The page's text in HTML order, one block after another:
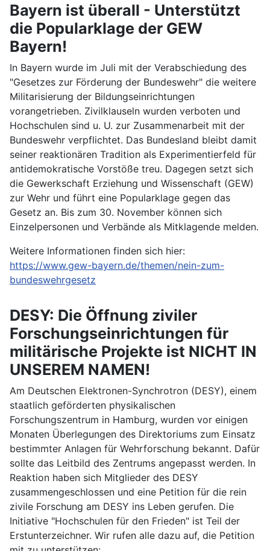
Bayern ist überall - Unterstützt
die Popularklage der GEW
Bayern!
In Bayern wurde im Juli mit der Verabschiedung des
"Gesetzes zur Förderung der Bundeswehr" die weitere
Militarisierung der Bildungseinrichtungen
vorangetrieben. Zivilklauseln wurden verboten und
Hochschulen sind u. U. zur Zusammenarbeit mit der
Bundeswehr verpflichtet. Das Bundesland bleibt damit
seiner reaktionären Tradition als Experimentierfeld für
antidemokratische Vorstöße treu. Dagegen setzt sich
die Gewerkschaft Erziehung und Wissenschaft (GEW)
zur Wehr und führt eine Popularklage gegen das
Gesetz an. Bis zum 30. November können sich
Einzelpersonen und Verbände als Mitklagende melden.
Weitere Informationen finden sich hier:
https://www.gew-bayern.de/themen/nein-zum-
bundeswehrgesetz
DESY: Die Öffnung ziviler
Forschungseinrichtungen für
militärische Projekte ist NICHT IN
UNSEREM NAMEN!
Am Deutschen Elektronen-Synchrotron (DESY), einem
staatlich geförderten physikalischen
Forschungszentrum in Hamburg, wurden vor einigen
Monaten Überlegungen des Direktoriums zum Einsatz
bestimmter Anlagen für Wehrforschung bekannt. Dafür
sollte das Leitbild des Zentrums angepasst werden. In
Reaktion haben sich Mitglieder des DESY
zusammengeschlossen und eine Petition für die rein
zivile Forschung am DESY ins Leben gerufen. Die
Initiative "Hochschulen für den Frieden" ist Teil der
Erstunterzeichner. Wir rufen alle dazu auf, die Petition